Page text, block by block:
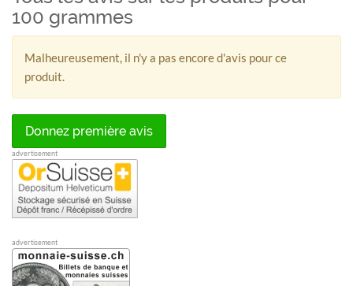
100 grammes
Malheureusement, il n'y a pas encore d'avis pour ce
produit.
Donnez première avis
advertisement
advertisement